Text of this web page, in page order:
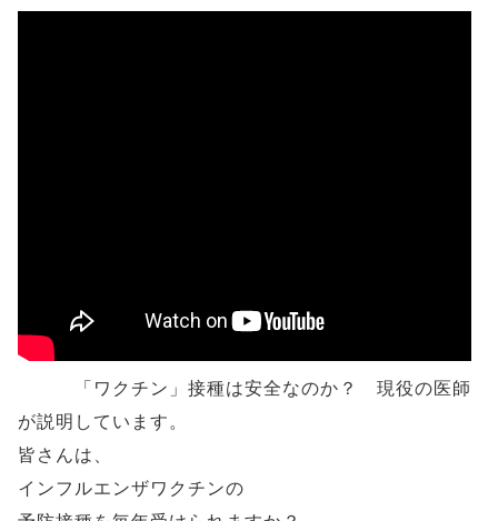
「ワクチン」接種は安全なのか？ 現役の医師
が説明しています。
皆さんは、
インフルエンザワクチンの